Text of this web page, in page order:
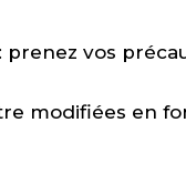
vos
modifiées en